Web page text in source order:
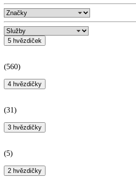
5 hvězdiček
(560)
4 hvězdičky
(31)
3 hvězdičky
(5)
2 hvězdičky